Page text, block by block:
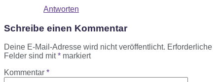
Antworten
Schreibe einen Kommentar
Deine E-Mail-Adresse wird nicht veröffentlicht. Erforderliche
Felder sind mit* markiert
Kommentar *